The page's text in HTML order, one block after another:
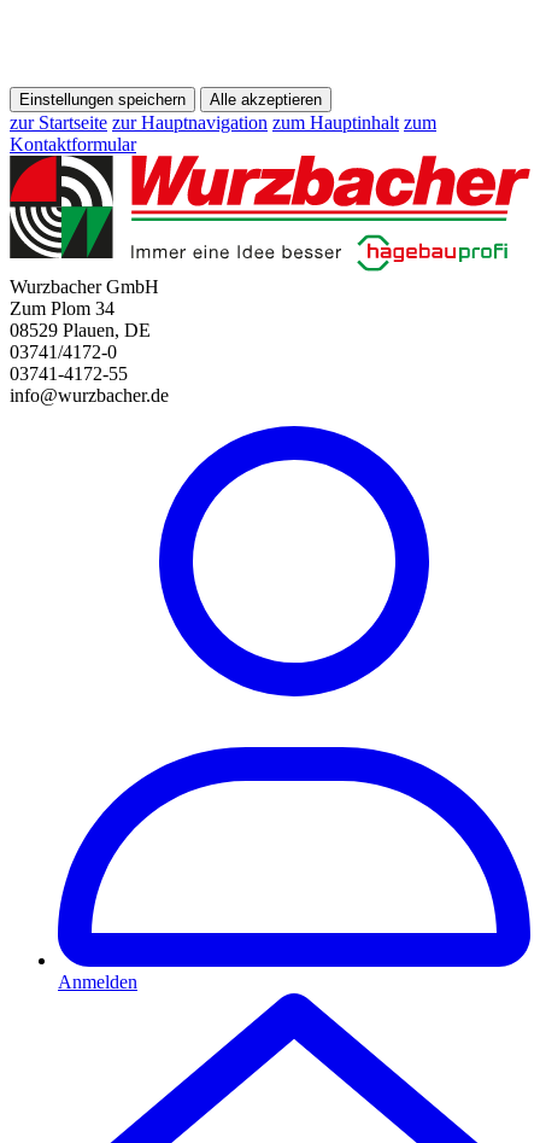
Einstellungen speichern Alle akzeptieren
zur Startseite zur Hauptnavigation zum Hauptinhalt zum
Kontaktformular
Wurzbacher GmbH
Zum Plom 34
08529 Plauen, DE
03741/4172-0
03741-4172-55
info@wurzbacher.de
Anmelden